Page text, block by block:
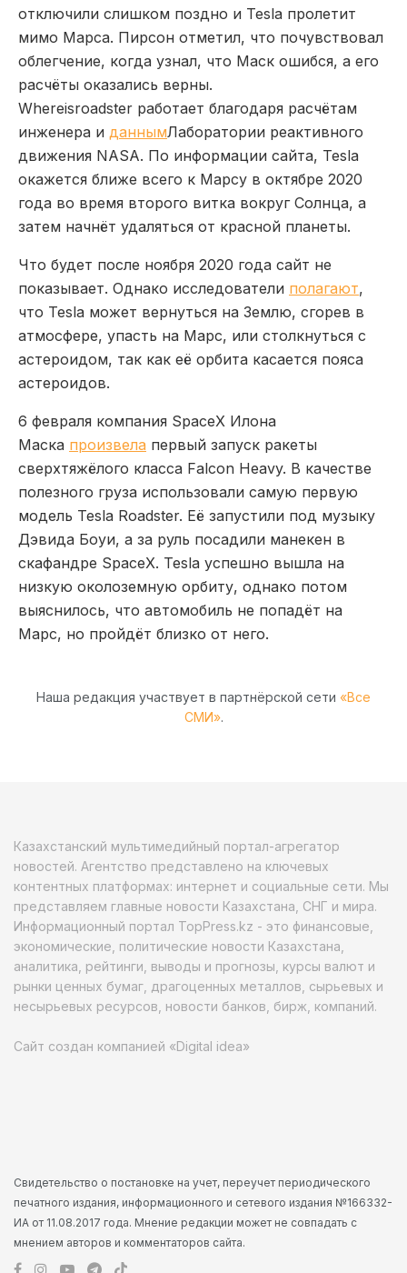
отключили слишком поздно и Tesla пролетит
мимо Марса. Пирсон отметил, что почувствовал
облегчение, когда узнал, что Маск ошибся, а его
расчёты оказались верны.
Whereisroadster работает благодаря расчётам
инженера и даннымЛаборатории реактивного
движения NASA. По информации сайта, Tesla
окажется ближе всего к Марсу в октябре 2020
года во время второго витка вокруг Солнца, а
затем начнёт удаляться от красной планеты.
Что будет после ноября 2020 года сайт не
показывает. Однако исследователи полагают,
что Tesla может вернуться на Землю, сгорев в
атмосфере, упасть на Марс, или столкнуться с
астероидом, так как её орбита касается пояса
астероидов.
6 февраля компания SpaceX Илона
Маска произвела первый запуск ракеты
сверхтяжёлого класса Falcon Heavy. В качестве
полезного груза использовали самую первую
модель Tesla Roadster. Её запустили под музыку
Дэвида Боуи, а за руль посадили манекен в
скафандре SpaceX. Tesla успешно вышла на
низкую околоземную орбиту, однако потом
выяснилось, что автомобиль не попадёт на
Марс, но пройдёт близко от него.
Наша редакция участвует в партнёрской сети «Все
СМИ».
Казахстанский мультимедийный портал-агрегатор
новостей. Агентство представлено на ключевых
контентных платформах: интернет и социальные сети. Мы
представляем главные новости Казахстана, СНГ и мира.
Информационный портал TopPress.kz - это финансовые,
экономические, политические новости Казахстана,
аналитика, рейтинги, выводы и прогнозы, курсы валют и
рынки ценных бумаг, драгоценных металлов, сырьевых и
несырьевых ресурсов, новости банков, бирж, компаний.
Сайт создан компанией «Digital idea»
Свидетельство о постановке на учет, переучет периодического
печатного издания, информационного и сетевого издания №166332-
ИА от 11.08.2017 года. Мнение редакции может не совпадать с
мнением авторов и комментаторов сайта.